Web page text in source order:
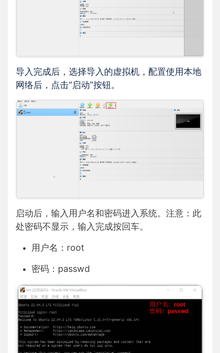
导入完成后，选择导入的虚拟机，配置使用本地
网络后，点击“启动”按钮。
启动后，输入用户名和密码进入系统。注意：此
处密码不显示，输入完成按回车。
用户名：root
密码：passwd